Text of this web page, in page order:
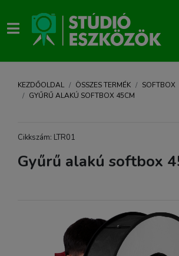
KEZDŐOLDAL ÖSSZES TERMÉK SOFTBOX
GYŰRŰ ALAKÚ SOFTBOX 45CM
Cikkszám: LTR01
Gyűrű alakú softbox